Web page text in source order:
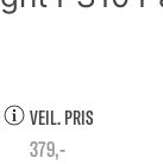
VEIL. PRIS
379,-